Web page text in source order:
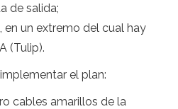
de salida;
en un extremo del cual hay
(Tulip).
el plan:
cables amarillos de la